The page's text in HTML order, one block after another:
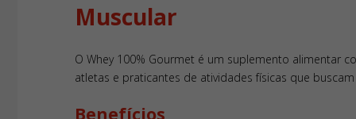
Muscular
O Whey 100% Gourmet é um suplemento alimentar
atletas e praticantes de atividades físicas que
Benefícios